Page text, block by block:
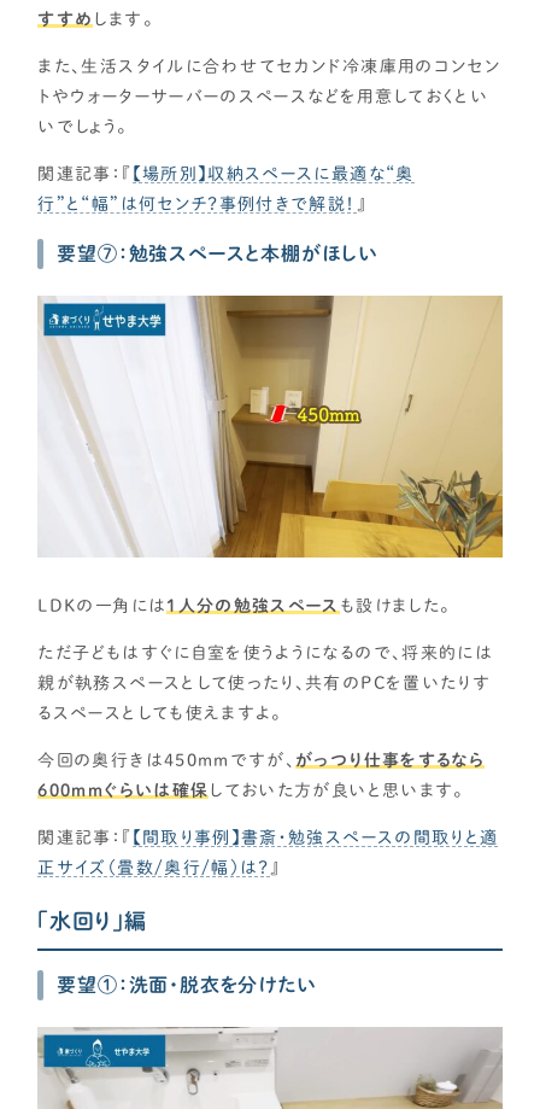
すすめ します。
また、生活スタイルに合わせてセカンド冷凍庫用のコンセン
トやウォーターサーバーのスペースなどを用意しておくとい
いでしょう。
関連記事：『 【場所別】収納スペースに最適な“奥
行”と“幅”は何センチ？事例付きで解説！ 』
要望⑦：勉強スペースと本棚がほしい
LDKの一角には 1人分の勉強スペース も設けました。
ただ子どもはすぐに自室を使うようになるので、将来的には
親が執務スペースとして使ったり、共有のPCを置いたりす
るスペースとしても使えますよ。
今回の奥行きは450mmですが、 がっつり仕事をするなら
600ｍｍぐらいは確保 しておいた方が良いと思います。
関連記事：『 【間取り事例】書斎・勉強スペースの間取りと適
正サイズ（畳数/奥行/幅）は？ 』
「水回り」編
要望①：洗面・脱衣を分けたい